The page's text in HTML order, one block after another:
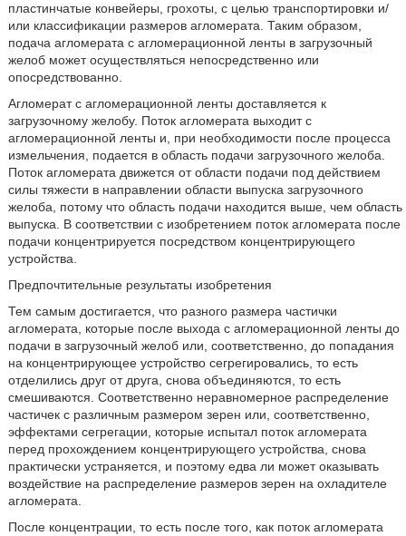
пластинчатые конвейеры, грохоты, с целью транспортировки и/
или классификации размеров агломерата. Таким образом,
подача агломерата с агломерационной ленты в загрузочный
желоб может осуществляться непосредственно или
опосредствованно.
Агломерат с агломерационной ленты доставляется к
загрузочному желобу. Поток агломерата выходит с
агломерационной ленты и, при необходимости после процесса
измельчения, подается в область подачи загрузочного желоба.
Поток агломерата движется от области подачи под действием
силы тяжести в направлении области выпуска загрузочного
желоба, потому что область подачи находится выше, чем область
выпуска. В соответствии с изобретением поток агломерата после
подачи концентрируется посредством концентрирующего
устройства.
Предпочтительные результаты изобретения
Тем самым достигается, что разного размера частички
агломерата, которые после выхода с агломерационной ленты до
подачи в загрузочный желоб или, соответственно, до попадания
на концентрирующее устройство сегрегировались, то есть
отделились друг от друга, снова объединяются, то есть
смешиваются. Соответственно неравномерное распределение
частичек с различным размером зерен или, соответственно,
эффектами сегрегации, которые испытал поток агломерата
перед прохождением концентрирующего устройства, снова
практически устраняется, и поэтому едва ли может оказывать
воздействие на распределение размеров зерен на охладителе
агломерата.
После концентрации, то есть после того, как поток агломерата